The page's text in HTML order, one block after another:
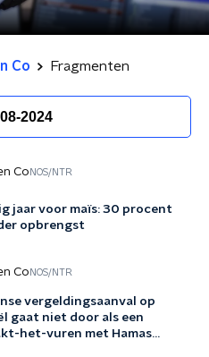
Co Fragmenten
2024
Co NOS/NTR
jaar voor maïs: 30 procent
opbrengst
Co NOS/NTR
vergeldingsaanval op
gaat niet door als een
het-vuren met Hamas